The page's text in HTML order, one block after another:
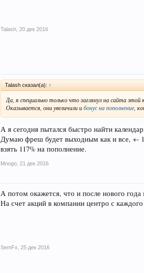
Talash 20 дек 2016
Talash сказал(а): ↑
Да, я специально только что заглянул на сайта
Оказывается, они увеличили ибонус на пополнение ,
А я сегодня пытался быстро найти
Думаю фреш будет выходным как и все, +- 1
взять 117% на пополнение.
Mnogo 21 дек 2016
А потом окажется, что и после нового
На счет акций в компании центро с
SemFx 25 дек 2016